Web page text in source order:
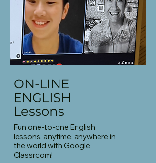
ON-LINE
ENGLISH
Lessons
Fun one-to-one English
lessons, anytime, anywhere in
the world with Google
Classroom!